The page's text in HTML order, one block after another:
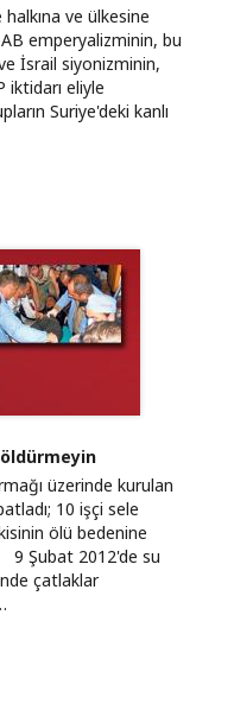
ve ülkesine
AB emperyalizminin, bu
İsrail siyonizminin,
iktidarı eliyle
Suriye'deki kanlı
öldürmeyin
üzerinde kurulan
10 işçi sele
ölü bedenine
9 Şubat 2012'de su
çatlaklar